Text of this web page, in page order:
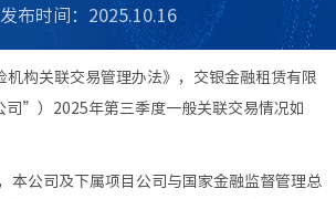
发布时间：2025.10.16
机构关联交易管理办法》，交银金融租赁有限
司”）2025年第三季度一般关联交易情况如
本公司及下属项目公司与国家金融监督管理总